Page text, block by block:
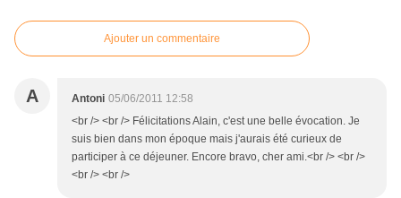
Ajouter un commentaire
A Antoni 05/06/2011 12:58
<br /> <br /> Félicitations Alain, c'est une belle évocation. Je
suis bien dans mon époque mais j'aurais été curieux de
participer à ce déjeuner. Encore bravo, cher ami.<br /> <br />
<br /> <br />